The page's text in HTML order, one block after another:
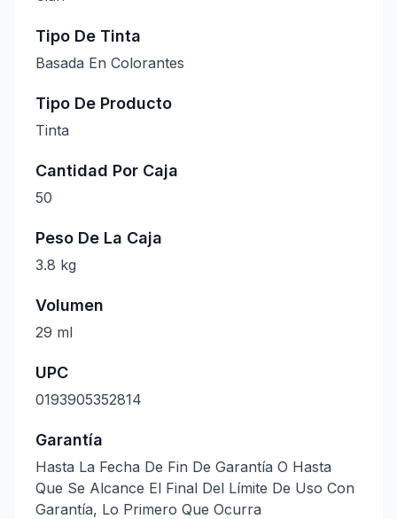
Tipo De Tinta
Basada En Colorantes
Tipo De Producto
Tinta
Cantidad Por Caja
50
Peso De La Caja
3.8 kg
Volumen
29 ml
UPC
0193905352814
Garantía
Hasta La Fecha De Fin De Garantía O Hasta
Que Se Alcance El Final Del Límite De Uso Con
Garantía, Lo Primero Que Ocurra